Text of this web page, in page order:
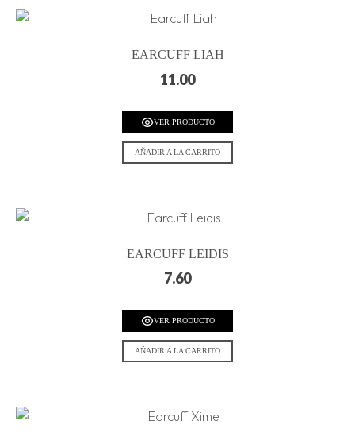
EARCUFF LIAH
11.00
VER PRODUCTO
AÑADIR A LA CARRITO
EARCUFF LEIDIS
7.60
VER PRODUCTO
AÑADIR A LA CARRITO